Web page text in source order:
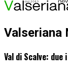
Valseriana
Val di Scalve: due